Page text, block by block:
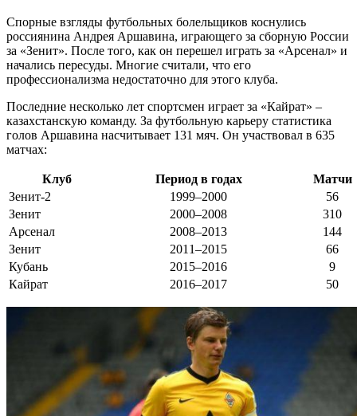
Спорные взгляды футбольных болельщиков коснулись
россиянина Андрея Аршавина, играющего за сборную России
за «Зенит». После того, как он перешел играть за «Арсенал» и
начались пересуды. Многие считали, что его
профессионализма недостаточно для этого клуба.
Последние несколько лет спортсмен играет за «Кайрат» –
казахстанскую команду. За футбольную карьеру статистика
голов Аршавина насчитывает 131 мяч. Он участвовал в 635
матчах:
Клуб Период в годах
Матчи
Зенит-2
1999–2000
56
Зенит
2000–2008
310
Арсенал
2008–2013
144
Зенит
2011–2015
66
Кубань
2015–2016
9
Кайрат
2016–2017 50